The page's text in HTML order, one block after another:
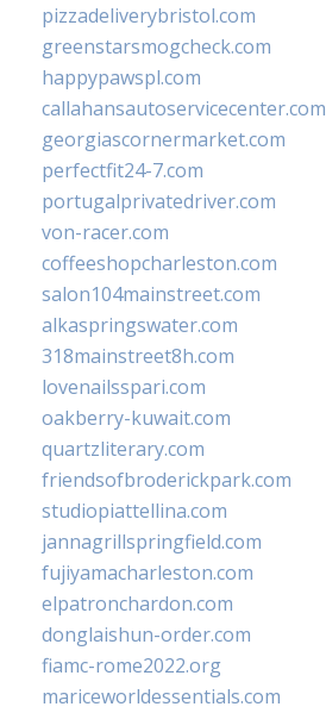
pizzadeliverybristol.com
greenstarsmogcheck.com
happypawspl.com
callahansautoservicecenter.com
georgiascornermarket.com
perfectfit24-7.com
portugalprivatedriver.com
von-racer.com
coffeeshopcharleston.com
salon104mainstreet.com
alkaspringswater.com
318mainstreet8h.com
lovenailsspari.com
oakberry-kuwait.com
quartzliterary.com
friendsofbroderickpark.com
studiopiattellina.com
jannagrillspringfield.com
fujiyamacharleston.com
elpatronchardon.com
donglaishun-order.com
fiamc-rome2022.org
mariceworldessentials.com